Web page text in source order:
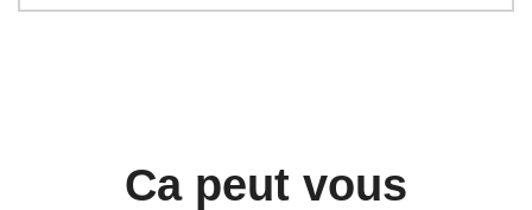
Ca peut vous